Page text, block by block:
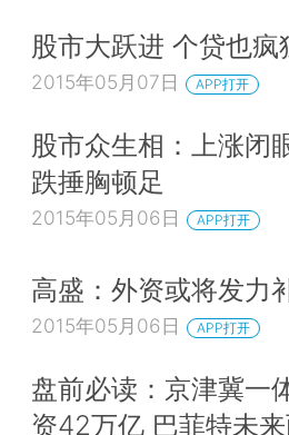
股市大跃进 个贷也疯
2015年05月07日 APP打开
股市众生相：上涨闭
跌捶胸顿足
2015年05月06日 APP打开
高盛：外资或将发力
2015年05月06日 APP打开
盘前必读：京津冀一
资42万亿 巴菲特未